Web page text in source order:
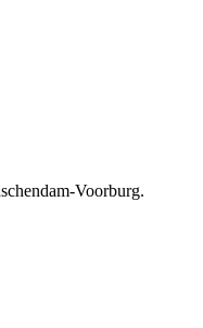
Voorburg.